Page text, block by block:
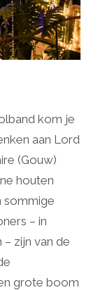
kom je
aan Lord
(Gouw)
houten
sommige
– in
zijn van de
grote boom